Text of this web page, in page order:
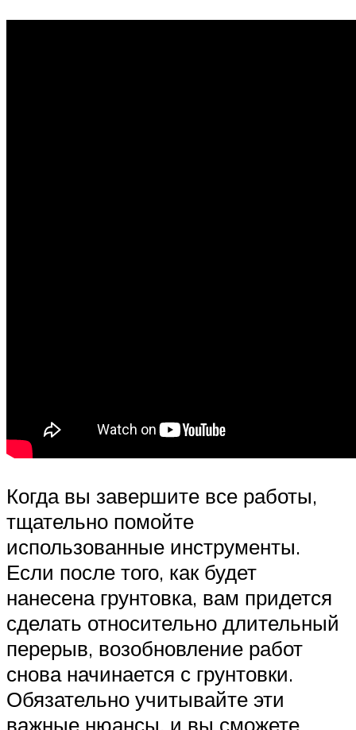
Когда вы завершите все работы,
тщательно помойте
использованные инструменты.
Если после того, как будет
нанесена грунтовка, вам придется
сделать относительно длительный
перерыв, возобновление работ
снова начинается с грунтовки.
Обязательно учитывайте эти
важные нюансы, и вы сможете